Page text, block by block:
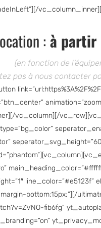
: à partir
(en fonction de
pas à nous contacter
vc_column][/
line_color=”#e5123f”
bottom:15px;”][/
fib6fg”